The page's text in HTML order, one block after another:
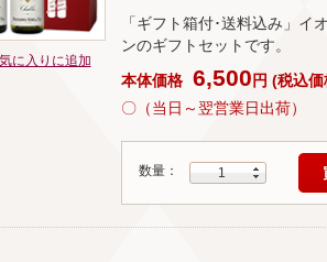
に入りに追加
「ギフト箱付･送料込み」イ
ンのギフトセットです。
本体価格 6,500 円 (税込価
〇（当日～翌営業日出荷）
数量： 1